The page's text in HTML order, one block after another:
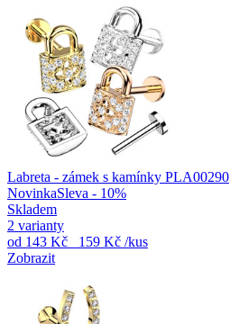
Labreta - zámek s kamínky PLA00290
NovinkaSleva - 10%
Skladem
2 varianty
od 143 Kč 159 Kč /kus
Zobrazit